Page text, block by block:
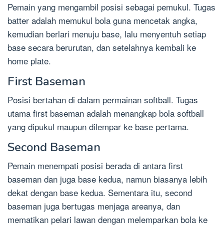
Pemain yang mengambil posisi sebagai pemukul. Tugas
batter adalah memukul bola guna mencetak angka,
kemudian berlari menuju base, lalu menyentuh setiap
base secara berurutan, dan setelahnya kembali ke
home plate.
First Baseman
Posisi bertahan di dalam permainan softball. Tugas
utama first baseman adalah menangkap bola softball
yang dipukul maupun dilempar ke base pertama.
Second Baseman
Pemain menempati posisi berada di antara first
baseman dan juga base kedua, namun biasanya lebih
dekat dengan base kedua. Sementara itu, second
baseman juga bertugas menjaga areanya, dan
mematikan pelari lawan dengan melemparkan bola ke